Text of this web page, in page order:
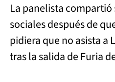
La panelista
sociales después de
pidiera que no asista a
tras la salida de Furia